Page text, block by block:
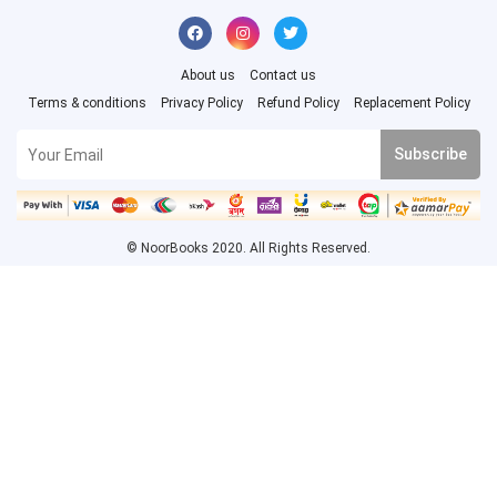
About us
Contact us
Terms & conditions
Privacy Policy Refund Policy Replacement Policy
Subscribe
© NoorBooks 2020. All Rights Reserved.